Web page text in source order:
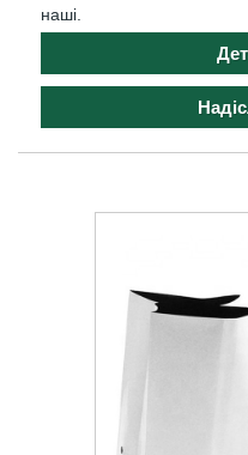
наші.